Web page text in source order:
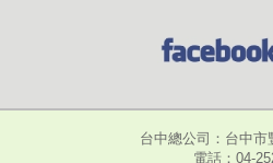
台中總公司：台中
電話：04-